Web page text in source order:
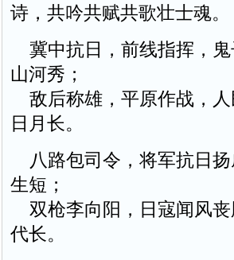
诗，共吟共赋共歌壮士魂。
冀中抗日，前线指挥，鬼
山河秀；
敌后称雄，平原作战，人
日月长。
八路包司令，将军抗日扬
生短；
双枪李向阳，日寇闻风丧
代长。